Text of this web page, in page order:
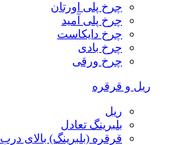
چرخ پلی اورتان
چرخ پلی آمید
چرخ دایکاست
چرخ بادی
چرخ ورقی
ریل و قرقره
ریل
بلبرینگ تعادل
قرقره (بلبرینگ) بالای درب